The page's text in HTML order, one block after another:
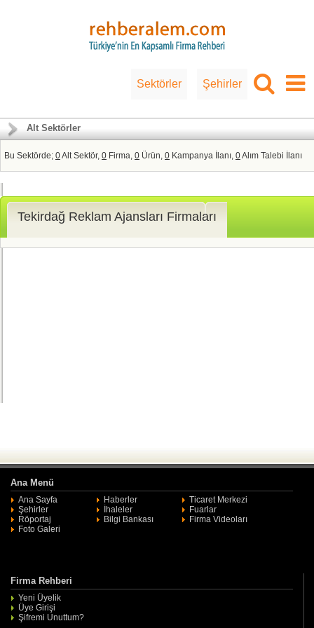
Sektörler Şehirler
Alt Sektörler
Bu Sektörde; 0Alt Sektör, 0 Firma, 0 Ürün, 0 Kampanya İlanı, 0Alım Talebi İlanı
Tekirdağ Reklam Ajansları Firmaları
Ana Menü
Ana Sayfa Haberler
Ticaret Merkezi
Şehirler
İhaleler
Fuarlar
Röportaj
Bilgi Bankası
Firma Videoları
Foto Galeri
Firma Rehberi
Yeni Üyelik
Üye Girişi
Şifremi Unuttum?